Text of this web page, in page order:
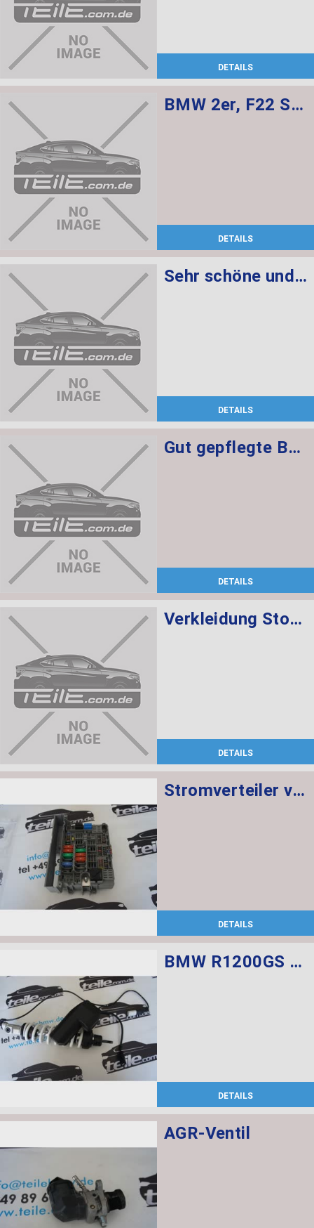
DETAILS
BMW 2er, F22 Sensatec innenausstattung, Sportsitze sind elekt. verstellbar mit memory, Sitzheizung für Fahrer und Beifahrer
DETAILS
Sehr schöne und gepflegte Innenausstattung für BMW F22
DETAILS
Gut gepflegte BMW 2er F22 Lederausstattung mit Sitzheizung, elekt. Sitzen + Memory für Fahrer
DETAILS
Verkleidung Stossfänger grundiert vorn BASIS
DETAILS
Stromverteiler vorne
DETAILS
BMW R1200GS Federbein vorn ESA
DETAILS
AGR-Ventil